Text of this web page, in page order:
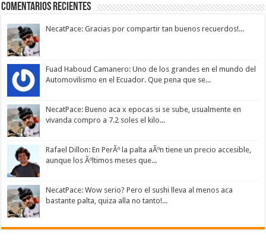
Comentarios Recientes
NecatPace: Gracias por compartir tan buenos recuerdos!...
Fuad Haboud Camanero: Uno de los grandes en el mundo del
Automovilismo en el Ecuador. Que pena que se...
NecatPace: Bueno aca x epocas si se sube, usualmente en
vivanda compro a 7.2 soles el kilo...
Rafael Dillon: En PerÃº la palta aÃºn tiene un precio accesible,
aunque los Ãºltimos meses que...
NecatPace: Wow serio? Pero el sushi lleva al menos aca
bastante palta, quiza alla no tanto!...